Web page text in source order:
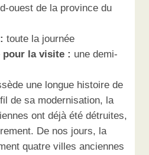
ouest de la province du
toute la journée
pour la visite : une demi-
une longue histoire de
de sa modernisation, la
ont déjà été détruites,
De nos jours, la
quatre villes anciennes